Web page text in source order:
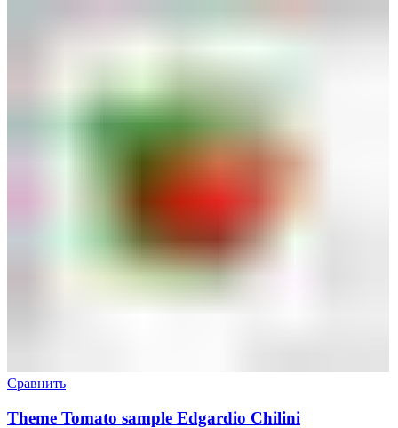
Сравнить
Theme Tomato sample Edgardio Chilini